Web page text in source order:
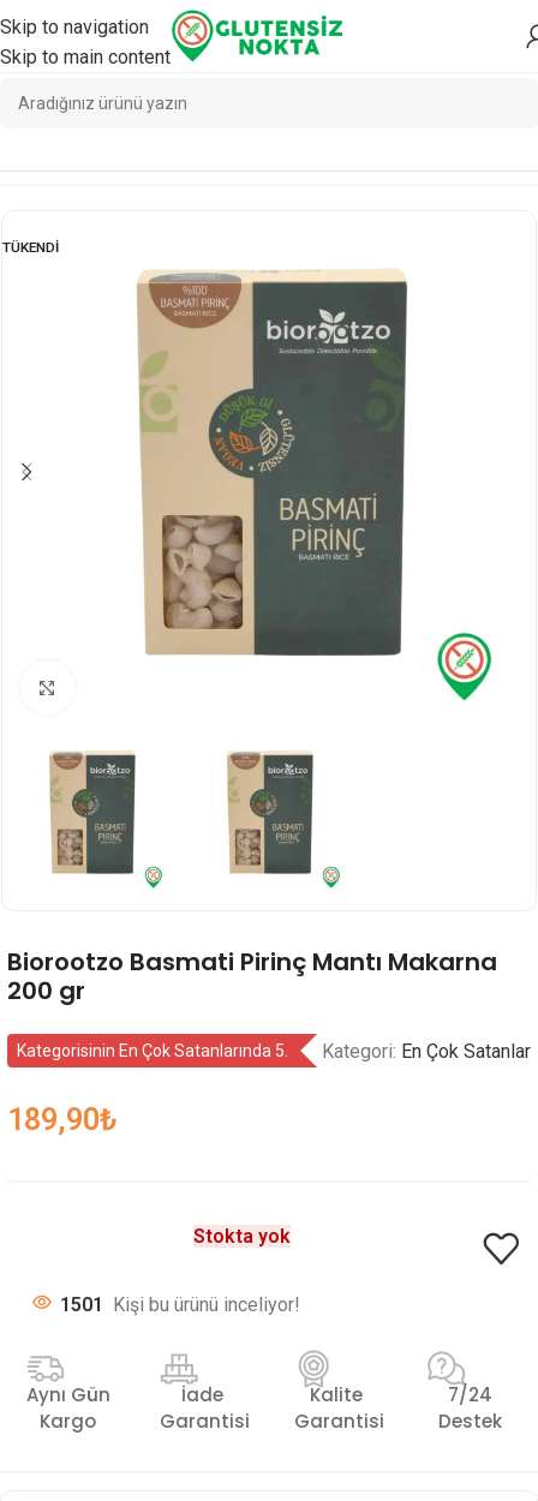
Skip to navigation
Skip to main content
Ana Sayfa Yemeklik
TÜKENDI
Biorootzo Basmati Pirinç Mantı Makarna
200 gr
Kategorisinin En Çok Satanlarında 5. Kategori: En Çok Satanlar
189,90₺
Stokta yok
1501 Kişi bu ürünü inceliyor!
Aynı Gün
Kargo
İade
Garantisi
Kalite
Garantisi
7/24
Destek